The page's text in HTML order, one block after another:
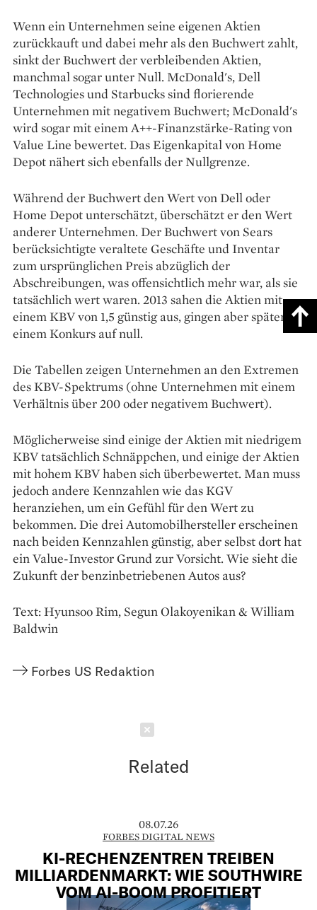
Wenn ein Unternehmen seine eigenen Aktien
zurückkauft und dabei mehr als den Buchwert zahlt,
sinkt der Buchwert der verbleibenden Aktien,
manchmal sogar unter Null. McDonald's, Dell
Technologies und Starbucks sind florierende
Unternehmen mit negativem Buchwert; McDonald's
wird sogar mit einem A++-Finanzstärke-Rating von
Value Line bewertet. Das Eigenkapital von Home
Depot nähert sich ebenfalls der Nullgrenze.
Während der Buchwert den Wert von Dell oder
Home Depot unterschätzt, überschätzt er den Wert
anderer Unternehmen. Der Buchwert von Sears
berücksichtigte veraltete Geschäfte und Inventar
zum ursprünglichen Preis abzüglich der
Abschreibungen, was offensichtlich mehr war, als sie
tatsächlich wert waren. 2013 sahen die Aktien mit
einem KBV von 1,5 günstig aus, gingen aber später in
einem Konkurs auf null.
Die Tabellen zeigen Unternehmen an den Extremen
des KBV-Spektrums (ohne Unternehmen mit einem
Verhältnis über 200 oder negativem Buchwert).
Möglicherweise sind einige der Aktien mit niedrigem
KBV tatsächlich Schnäppchen, und einige der Aktien
mit hohem KBV haben sich überbewertet. Man muss
jedoch andere Kennzahlen wie das KGV
heranziehen, um ein Gefühl für den Wert zu
bekommen. Die drei Automobilhersteller erscheinen
nach beiden Kennzahlen günstig, aber selbst dort hat
ein Value-Investor Grund zur Vorsicht. Wie sieht die
Zukunft der benzinbetriebenen Autos aus?
Text: Hyunsoo Rim, Segun Olakoyenikan & William
Baldwin
Forbes US Redaktion
Related
08.07.26
FORBES DIGITAL NEWS
KI-RECHENZENTREN TREIBEN
MILLIARDENMARKT: WIE SOUTHWIRE
VOM AI-BOOM PROFITIERT